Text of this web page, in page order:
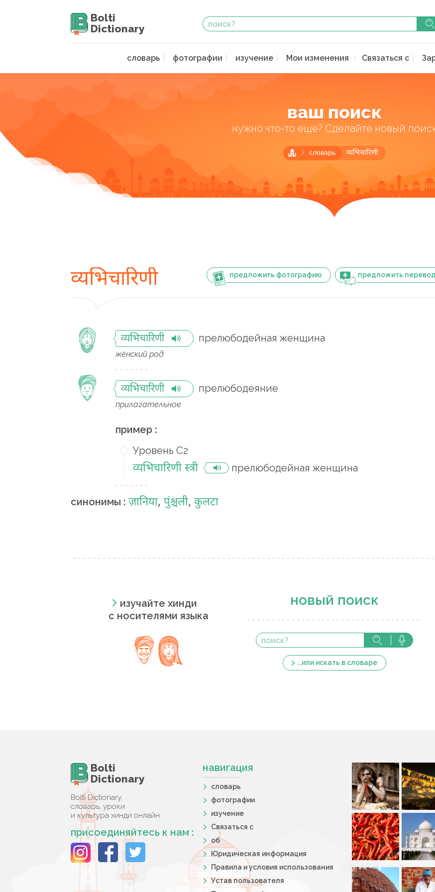
Bolti
Dictionary
словарь фотографии изучение Мои изменения Связаться с
ваш поиск
нужно что-то еще? Сделайте новый
словарь व्यभिचारिणी
предложить фотографию предложить перевод
व्यभिचारिणी
व्यभिचारिणी прелюбодейная женщина
же́нский род
व्यभिचारिणी прелюбодеяние
прилагательное
пример :
Уровень C2
व्यभिचारिणी स्त्री прелюбодейная женщина
синонимы : ज़ानिया, पुंश्चली, कुलटा
изучайте хинди
с носителями языка
новый поиск
...или искать в словаре
Bolti
Dictionary
Bolti Dictionary,
словарь, уроки
и культура хинди онлайн
присоединяйтесь к нам :
навигация
словарь
фотографии
изучение
Связаться с
об
Юридическая информация
Правила и условия использования
Устав пользователя